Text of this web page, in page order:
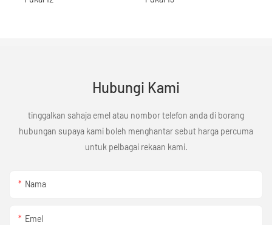
Hubungi Kami
tinggalkan sahaja emel atau nombor telefon anda di borang
hubungan supaya kami boleh menghantar sebut harga percuma
untuk pelbagai rekaan kami.
Nama
Emel